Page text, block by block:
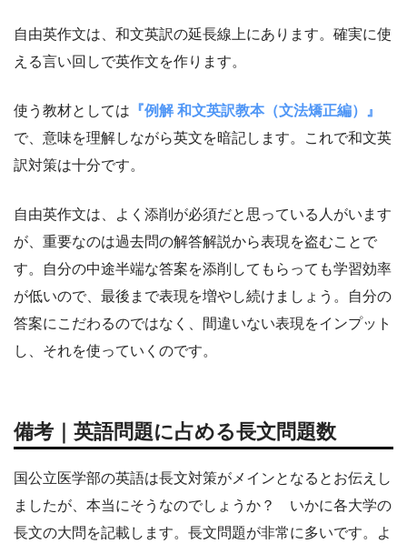
自由英作文は、和文英訳の延長線上にあります。確実に使
える言い回しで英作文を作ります。
使う教材としては 『例解 和文英訳教本（文法矯正編）』
で、意味を理解しながら英文を暗記します。これで和文英
訳対策は十分です。
自由英作文は、よく添削が必須だと思っている人がいます
が、重要なのは過去問の解答解説から表現を盗むことで
す。自分の中途半端な答案を添削してもらっても学習効率
が低いので、最後まで表現を増やし続けましょう。自分の
答案にこだわるのではなく、間違いない表現をインプット
し、それを使っていくのです。
備考｜英語問題に占める長文問題数
国公立医学部の英語は長文対策がメインとなるとお伝えし
ましたが、本当にそうなのでしょうか？ いかに各大学の
長文の大問を記載します。長文問題が非常に多いです。よ